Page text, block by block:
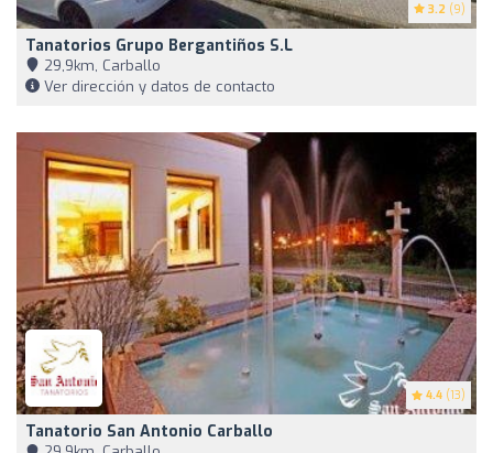
3.2 (9)
Tanatorios Grupo Bergantiños S.L
29,9km, Carballo
Ver dirección y datos de contacto
4.4 (13)
Tanatorio San Antonio Carballo